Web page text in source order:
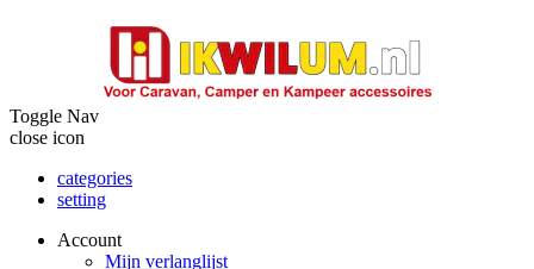
Toggle Nav
close icon
categories
setting
Account
Mijn verlanglijst